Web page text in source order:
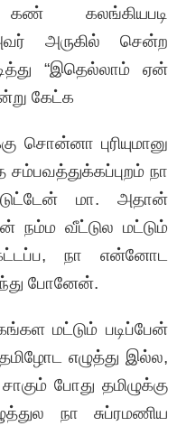
கலங்கியபடி
அருகில் சென்ற
“இதெல்லாம் ஏன்
கேட்க
புரியுமானு
நா
மா. அதான்
நம்ம வீட்டுல மட்டும்
நா என்னோட
போனேன்.
மட்டும் படிப்பேன்
எழுத்து இல்ல,
போது தமிழுக்கு
நா சுப்ரமணிய